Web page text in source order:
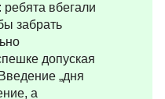
вбегали
забрать
допуская
„дня
а